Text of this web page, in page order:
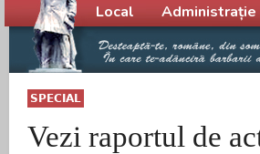
SPECIAL
Vezi raportul de
Local Administrație